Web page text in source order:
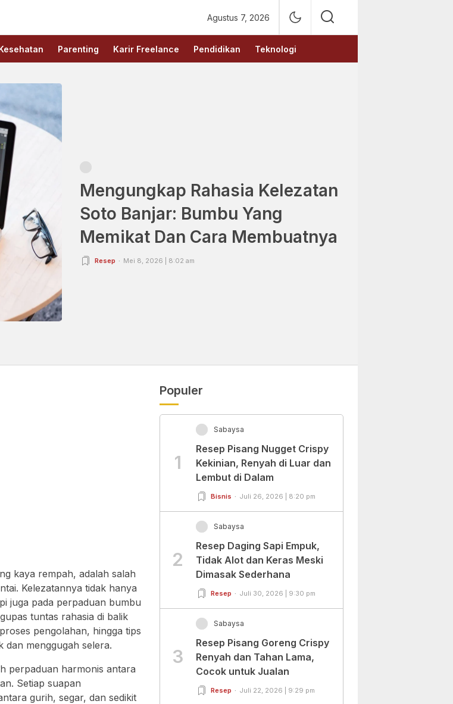
Agustus 7, 2026
Parenting Karir Freelance Pendidikan Teknologi
Mengungkap Rahasia Kelezatan
Soto Banjar: Bumbu Yang
Memikat Dan Cara Membuatnya
Resep Mei 8, 2026 | 8:02 am
kaya rempah, adalah salah
Kelezatannya tidak hanya
juga pada perpaduan bumbu
tuntas rahasia di balik
pengolahan, hingga tips
menggugah selera.
perpaduan harmonis antara
Setiap suapan
gurih, segar, dan sedikit
Populer
1
Sabaysa
Resep Pisang Nugget Crispy
Kekinian, Renyah di Luar dan
Lembut di Dalam
Bisnis Juli 26, 2026 | 8:20 pm
2
Sabaysa
Resep Daging Sapi Empuk,
Tidak Alot dan Keras Meski
Dimasak Sederhana
Resep Juli 30, 2026 | 9:30 pm
3
Sabaysa
Resep Pisang Goreng Crispy
Renyah dan Tahan Lama,
Cocok untuk Jualan
Resep Juli 22, 2026 | 9:29 pm